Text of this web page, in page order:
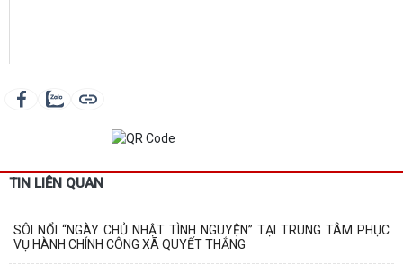
TIN LIÊN QUAN
SÔI NỔI “NGÀY CHỦ NHẬT TÌNH NGUYỆN” TẠI TRUNG TÂM PHỤC
VỤ HÀNH CHÍNH CÔNG XÃ QUYẾT THẮNG